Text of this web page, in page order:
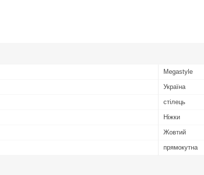
Megastyle
Україна
стілець
Ніжки
Жовтий
прямокутна